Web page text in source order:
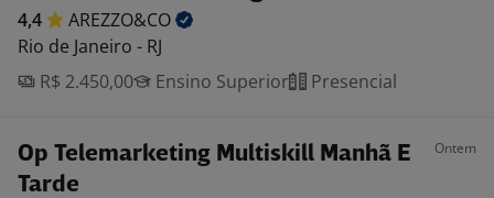
4,4
AREZZO&CO
Rio de Janeiro - RJ
R$ 2.450,00
Ensino Superior Presencial
Op Telemarketing Multiskill Manhã E
Tarde
Ontem